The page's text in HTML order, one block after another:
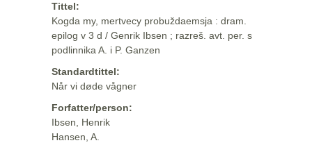
Tittel:
Kogda my, mertvecy probuždaemsja : dram.
epilog v 3 d / Genrik Ibsen ; razreš. avt. per. s
podlinnika A. i P. Ganzen
Standardtittel:
Når vi døde vågner
Forfatter/person:
Ibsen, Henrik
Hansen, A.